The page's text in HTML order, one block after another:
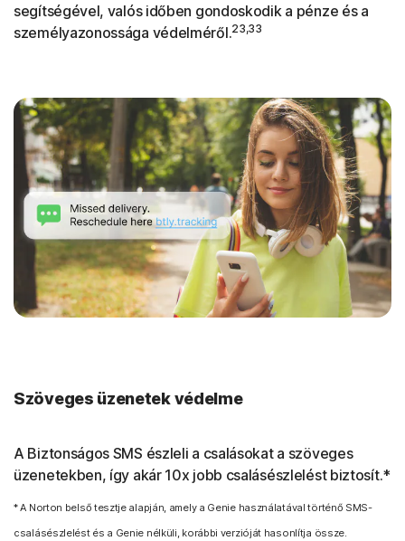
segítségével, valós időben gondoskodik a pénze és a
személyazonossága védelméről.23,33
Szöveges üzenetek védelme
A Biztonságos SMS észleli a csalásokat a szöveges
üzenetekben, így akár 10x jobb csalásészlelést biztosít.*
* A Norton belső tesztje alapján, amely a Genie használatával történő SMS-
csalásészlelést és a Genie nélküli, korábbi verzióját hasonlítja össze.